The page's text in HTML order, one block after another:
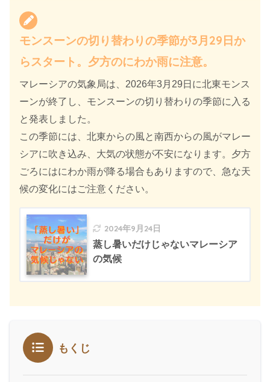
モンスーンの切り替わりの季節が3月29日か
らスタート。夕方のにわか雨に注意。
マレーシアの気象局は、2026年3月29日に北東モンス
ーンが終了し、モンスーンの切り替わりの季節に入る
と発表しました。
この季節には、北東からの風と南西からの風がマレー
シアに吹き込み、大気の状態が不安になります。夕方
ごろにはにわか雨が降る場合もありますので、急な天
候の変化にはご注意ください。
2024年9月24日
蒸し暑いだけじゃないマレーシア
の気候
もくじ